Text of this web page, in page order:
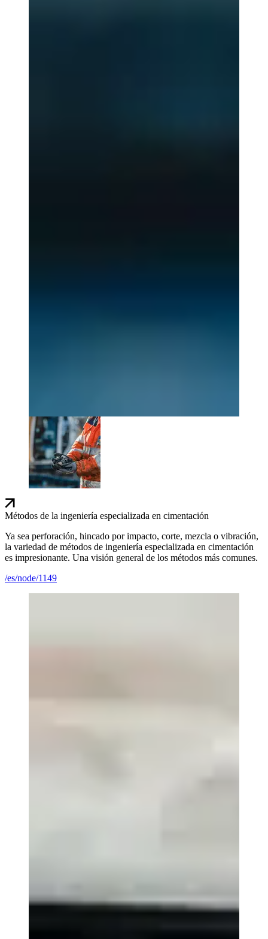
Métodos de la ingeniería especializada en cimentación
Ya sea perforación, hincado por impacto, corte, mezcla o vibración,
la variedad de métodos de ingeniería especializada en cimentación
es impresionante. Una visión general de los métodos más comunes.
/es/node/1149